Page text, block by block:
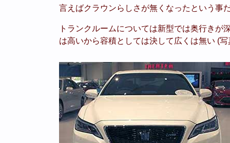
言えばクラウンらしさが無くなったという事
トランクルームについては新型では奥行き
は高いから容積としては決して広くは無い (写